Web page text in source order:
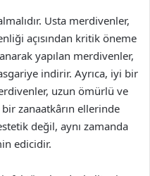
Usta merdivenler,
açısından kritik öneme
yapılan merdivenler,
indirir. Ayrıca, iyi bir
uzun ömürlü ve
zanaatkârın ellerinde
değil, aynı zamanda
edicidir.